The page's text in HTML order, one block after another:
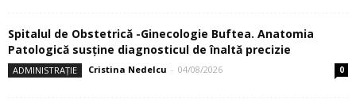
Spitalul de Obstetrică -Ginecologie Buftea. Anatomia
Patologică susţine diagnosticul de înaltă precizie
ADMINISTRAȚIE Cristina Nedelcu - 04/08/2026 0